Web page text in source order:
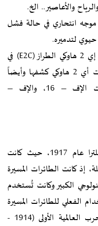
والأعاصير.. الخ.
انتحاري في حالة فشل
لتدميره.
إي 2 هاوكي
الطراز (E2C) في
المناطق التي لا تستطيع طائرات أي 2 هاوكي كشفها وأيضاً
الإف – 16 ،والإف –
ظهرت أول طائرة دون طيار في إنجلترا عام 1917، حيث كانت
إذ كانت الطائرات المسيرة
الكبير وكانت تُستخدم
الفعلي للطائرات المسيرة
في الحروب الحديثة بدأت خلال الحرب العالمية الأولى (1914 -